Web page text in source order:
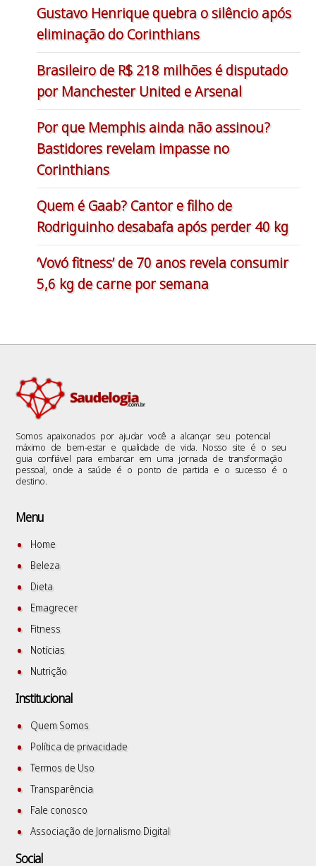
Gustavo Henrique quebra o silêncio após
eliminação do Corinthians
Brasileiro de R$ 218 milhões é disputado
por Manchester United e Arsenal
Por que Memphis ainda não assinou?
Bastidores revelam impasse no
Corinthians
Quem é Gaab? Cantor e filho de
Rodriguinho desabafa após perder 40 kg
‘Vovó fitness’ de 70 anos revela consumir
5,6 kg de carne por semana
Somos apaixonados por ajudar você a alcançar seu potencial
máximo de bem-estar e qualidade de vida. Nosso site é o seu
guia confiável para embarcar em uma jornada de transformação
pessoal, onde a saúde é o ponto de partida e o sucesso é o
destino.
Menu
Home
Beleza
Dieta
Emagrecer
Fitness
Notícias
Nutrição
Institucional
Quem Somos
Política de privacidade
Termos de Uso
Transparência
Fale conosco
Associação de Jornalismo Digital
Social